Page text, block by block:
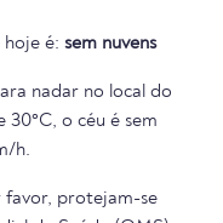
é: sem nuvens
nadar no local do
o céu é sem
h.
favor, protejam-se